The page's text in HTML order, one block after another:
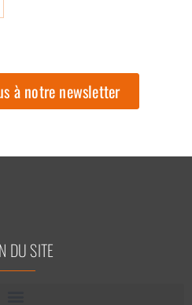
à notre newsletter
DU SITE